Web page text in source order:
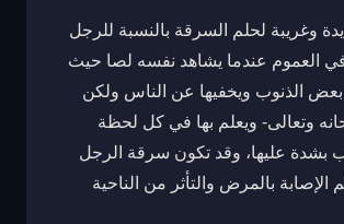
وغريبة لحلم السرقة بالنسبة للرجل
العموم عندما يشاهد نفسه لصا حيث
الذنوب ويخفيها عن الناس ولكن
وتعالى- ويعلم بها في كل لحظة
بشدة عليها، وقد تكون سرقة الرجل
بالمرض والتأثر من الناحية